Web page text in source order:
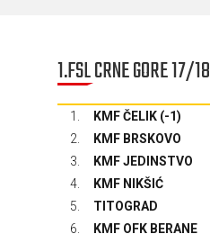
1.FSL CRNE GORE 17/18
1. KMF ČELIK (-1)
2.
KMF BRSKOVO
3.
KMF JEDINSTVO
4.
KMF NIKŠIĆ
5.
TITOGRAD
6.
KMF OFK BERANE